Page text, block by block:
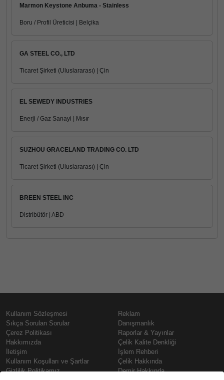
Marmon Keystone Anbuma - Stainless
Boru / Profil Üreticisi | Belçika
GA STEEL CO., LTD
Ticaret Şirketi (Uluslararası) | Çin
EL SEWEDY INDUSTRIES
Enerji / Gaz Sanayi | Mısır
SUZHOU GRACELAND TRADING CO. LTD
Ticaret Şirketi (Uluslararası) | Çin
BREEN STEEL INC
Distribütör | ABD
Kullanım Sözleşmesi
Sıkça Sorulan Sorular
Çerez Politikası
Hakkımızda
İletişim
Kullanım Koşulları ve Şartlar
Gizlilik Politikamız
Reklam
Danışmanlık
Raporlar & Yayınlar
Çelik Kalite Denkliği
İşlem Rehberi
Çelik Hakkında
Demir Hakkında